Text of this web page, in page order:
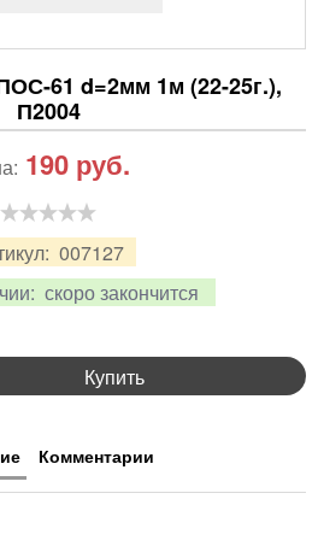
61 d=2мм 1м (22-25г.),
П2004
007127
скоро закончится
190 руб.
Купить
Комментарии